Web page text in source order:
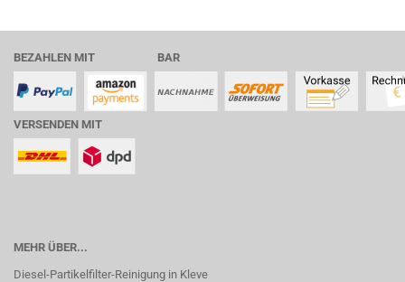
BEZAHLEN MIT BAR
VERSENDEN MIT
MEHR ÜBER...
Diesel-Partikelfilter-Reinigung in Kleve